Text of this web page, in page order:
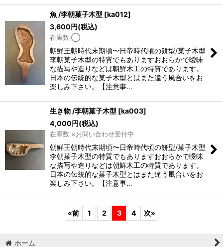
魚 /李朝菓子木型 [ka012]
3,600円(税込)
在庫数 ◯
朝鮮王朝時代末期頃〜日帝時代頃の餅型/菓子木型
李朝菓子木型の特質でもありますおおらかで曖昧
な描写や造りなどは朝鮮木工の特質であります。
日本の伝統的な菓子木型とはまた違う風合いをお
楽しみ下さい。【注意事…
生き物 /李朝菓子木型 [ka003]
4,000円(税込)
在庫数 ×お問い合わせ受付中
朝鮮王朝時代末期頃〜日帝時代頃の餅型/菓子木型
李朝菓子木型の特質でもありますおおらかで曖昧
な描写や造りなどは朝鮮木工の特質であります。
日本の伝統的な菓子木型とはまた違う風合いをお
楽しみ下さい。【注意事…
«前 1 2 3 4 次»
ホーム